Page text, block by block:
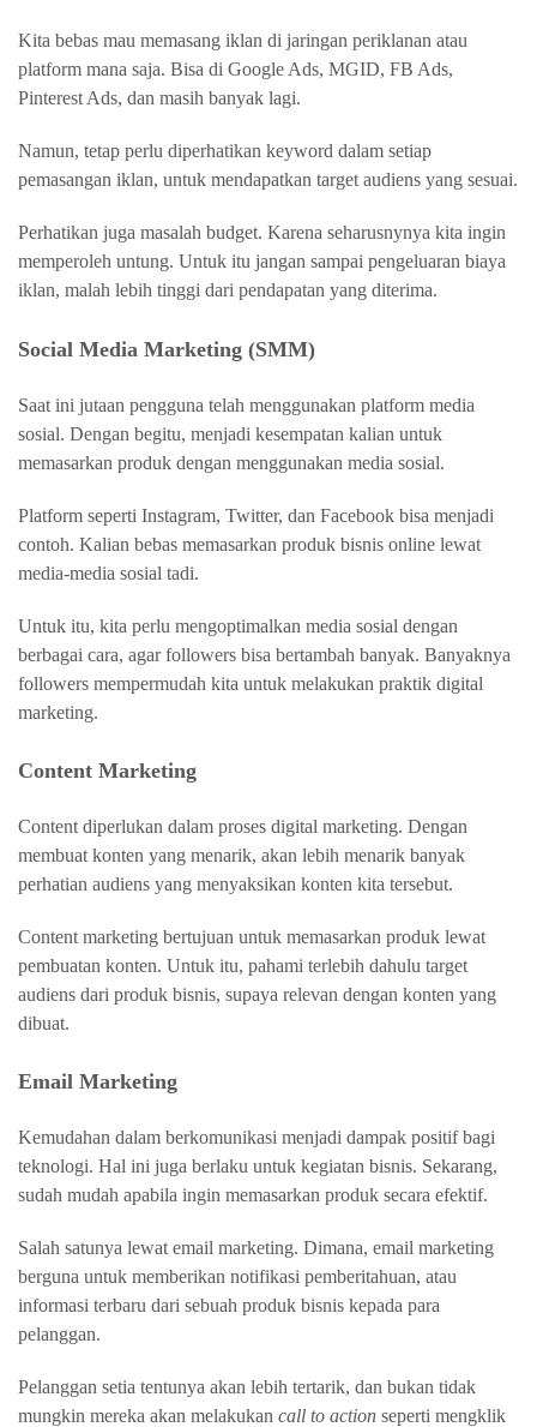
Kita bebas mau memasang iklan di jaringan periklanan atau
platform mana saja. Bisa di Google Ads, MGID, FB Ads,
Pinterest Ads, dan masih banyak lagi.
Namun, tetap perlu diperhatikan keyword dalam setiap
pemasangan iklan, untuk mendapatkan target audiens yang sesuai.
Perhatikan juga masalah budget. Karena seharusnynya kita ingin
memperoleh untung. Untuk itu jangan sampai pengeluaran biaya
iklan, malah lebih tinggi dari pendapatan yang diterima.
Social Media Marketing (SMM)
Saat ini jutaan pengguna telah menggunakan platform media
sosial. Dengan begitu, menjadi kesempatan kalian untuk
memasarkan produk dengan menggunakan media sosial.
Platform seperti Instagram, Twitter, dan Facebook bisa menjadi
contoh. Kalian bebas memasarkan produk bisnis online lewat
media-media sosial tadi.
Untuk itu, kita perlu mengoptimalkan media sosial dengan
berbagai cara, agar followers bisa bertambah banyak. Banyaknya
followers mempermudah kita untuk melakukan praktik digital
marketing.
Content Marketing
Content diperlukan dalam proses digital marketing. Dengan
membuat konten yang menarik, akan lebih menarik banyak
perhatian audiens yang menyaksikan konten kita tersebut.
Content marketing bertujuan untuk memasarkan produk lewat
pembuatan konten. Untuk itu, pahami terlebih dahulu target
audiens dari produk bisnis, supaya relevan dengan konten yang
dibuat.
Email Marketing
Kemudahan dalam berkomunikasi menjadi dampak positif bagi
teknologi. Hal ini juga berlaku untuk kegiatan bisnis. Sekarang,
sudah mudah apabila ingin memasarkan produk secara efektif.
Salah satunya lewat email marketing. Dimana, email marketing
berguna untuk memberikan notifikasi pemberitahuan, atau
informasi terbaru dari sebuah produk bisnis kepada para
pelanggan.
Pelanggan setia tentunya akan lebih tertarik, dan bukan tidak
mungkin mereka akan melakukan call to action seperti mengklik